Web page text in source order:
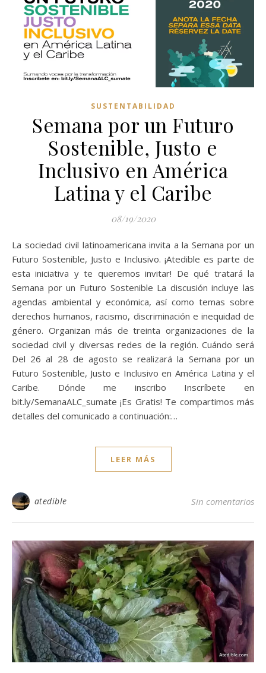
SUSTENTABILIDAD
Semana por un Futuro
Sostenible, Justo e
Inclusivo en América
Latina y el Caribe
08/19/2020
La sociedad civil latinoamericana invita a la Semana por un
Futuro Sostenible, Justo e Inclusivo. ¡Atedible es parte de
esta iniciativa y te queremos invitar! De qué tratará la
Semana por un Futuro Sostenible La discusión incluye las
agendas ambiental y económica, así como temas sobre
derechos humanos, racismo, discriminación e inequidad de
género. Organizan más de treinta organizaciones de la
sociedad civil y diversas redes de la región. Cuándo será
Del 26 al 28 de agosto se realizará la Semana por un
Futuro Sostenible, Justo e Inclusivo en América Latina y el
Caribe. Dónde me inscribo Inscríbete en
bit.ly/SemanaALC_sumate ¡Es Gratis! Te compartimos más
detalles del comunicado a continuación:…
LEER MÁS
atedible Sin comentarios